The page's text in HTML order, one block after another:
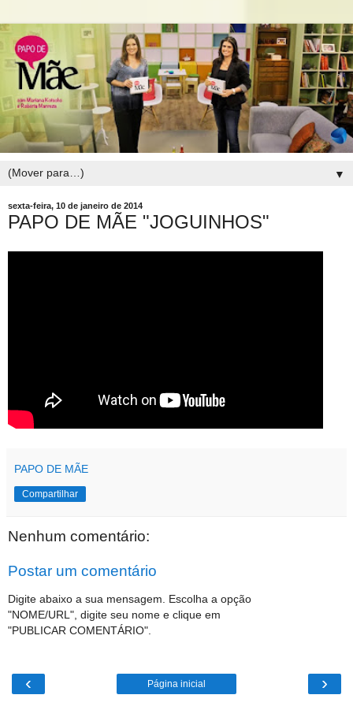
▼
sexta-feira, 10 de janeiro de 2014
PAPO DE MÃE "JOGUINHOS"
PAPO DE MÃE
Compartilhar
Nenhum comentário:
Postar um comentário
Digite abaixo a sua mensagem. Escolha a opção
"NOME/URL", digite seu nome e clique em
"PUBLICAR COMENTÁRIO".
‹ ›
Página inicial